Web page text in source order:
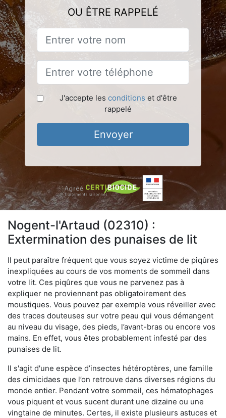
OU ÊTRE RAPPELÉ
J'accepte les conditions et d'être
rappelé
Envoyer
Nogent-l'Artaud (02310) :
Extermination des punaises de lit
Il peut paraître fréquent que vous soyez victime de piqûres
inexpliquées au cours de vos moments de sommeil dans
votre lit. Ces piqûres que vous ne parvenez pas à
expliquer ne proviennent pas obligatoirement des
moustiques. Vous pouvez par exemple vous réveiller avec
des traces douteuses sur votre peau qui vous démangent
au niveau du visage, des pieds, l’avant-bras ou encore vos
mains. En effet, vous êtes probablement infesté par des
punaises de lit.
Il s'agit d'une espèce d’insectes hétéroptères, une famille
des cimicidaes que l’on retrouve dans diverses régions du
monde entier. Pendant votre sommeil, ces hématophages
vous piquent et vous sucent durant une dizaine ou une
vingtaine de minutes. Certes, il existe plusieurs astuces et